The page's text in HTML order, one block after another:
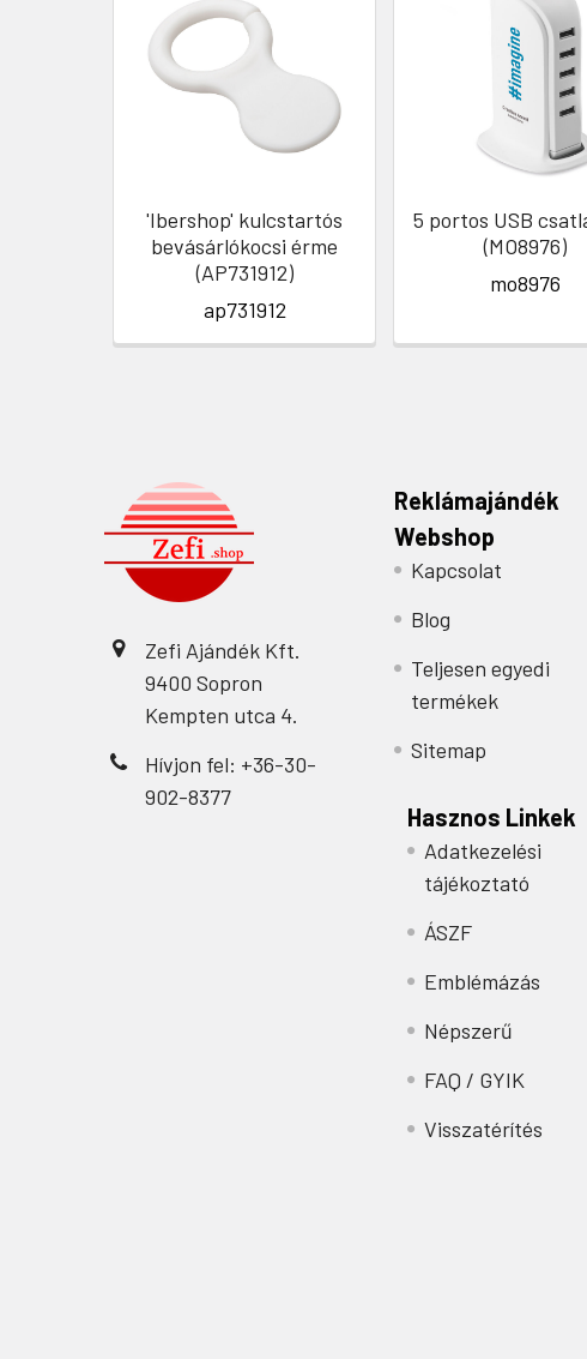
'Ibershop' kulcstartós
bevásárlókocsi érme
(AP731912)
ap731912
5 portos USB
(MO8976)
mo8976
Zefi Ajándék Kft.
9400 Sopron
Kempten utca 4.
Hívjon fel: +36-30-
902-8377
Reklámajándék
Webshop
Kapcsolat
Blog
Teljesen egyedi
termékek
Sitemap
Hasznos Linkek
Adatkezelési
tájékoztató
ÁSZF
Emblémázás
Népszerű
FAQ / GYIK
Visszatérítés